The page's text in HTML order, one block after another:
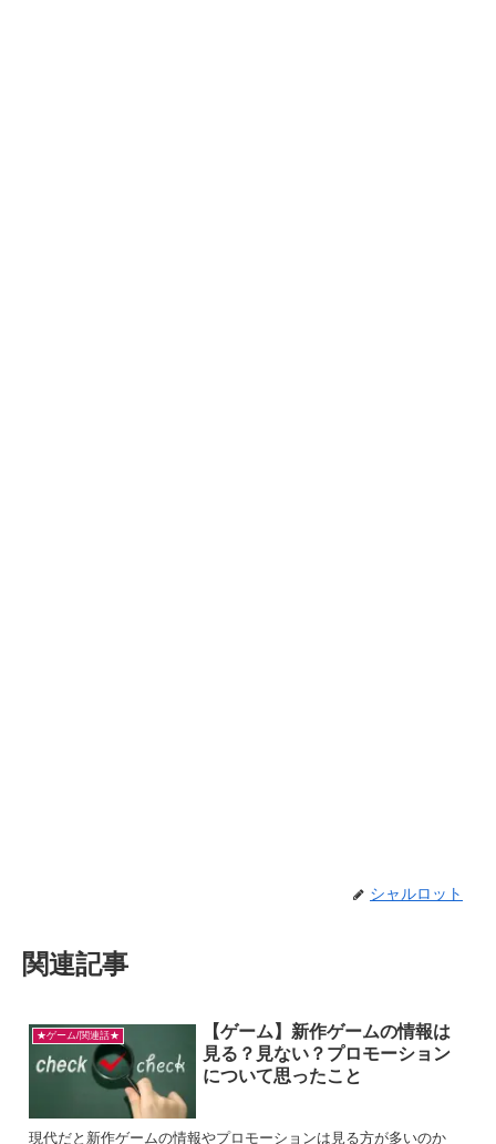
シャルロット
関連記事
★ゲーム/関連話★
【ゲーム】新作ゲームの情報は
見る？見ない？プロモーション
について思ったこと
現代だと新作ゲームの情報やプロモーションは見る方が多いのか